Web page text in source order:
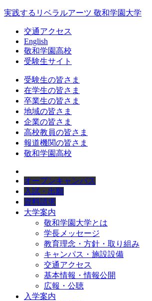
実践するリベラルアーツ 敬和学園大学
交通アクセス
English
敬和学園高校
受験生サイト
受験生の皆さま
在学生の皆さま
卒業生の皆さま
地域の皆さま
企業の皆さま
高校教員の皆さま
報道機関の皆さま
敬和学園高校
オープンキャンパス
入試・出願
資料請求
大学案内
敬和学園大学とは
学長メッセージ
教育理念・方針・取り組み
キャンパス・施設設備
交通アクセス
基本情報・情報公開
広報・公聴
入学案内